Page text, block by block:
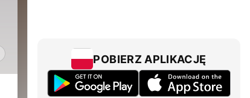
POBIERZ APLIKACJĘ